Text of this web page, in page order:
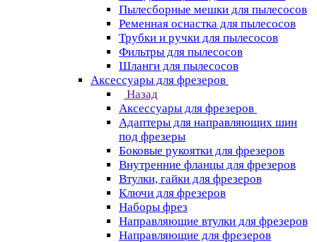
Пылесборные мешки для пылесосов
Ременная оснастка для пылесосов
Трубки и ручки для пылесосов
Фильтры для пылесосов
Шланги для пылесосов
Аксессуары для фрезеров
Назад
Аксессуары для фрезеров
Адаптеры для направляющих шин
под фрезеры
Боковые рукоятки для фрезеров
Внутренние фланцы для фрезеров
Втулки, гайки для фрезеров
Ключи для фрезеров
Наборы фрез
Направляющие втулки для фрезеров
Направляющие для фрезеров